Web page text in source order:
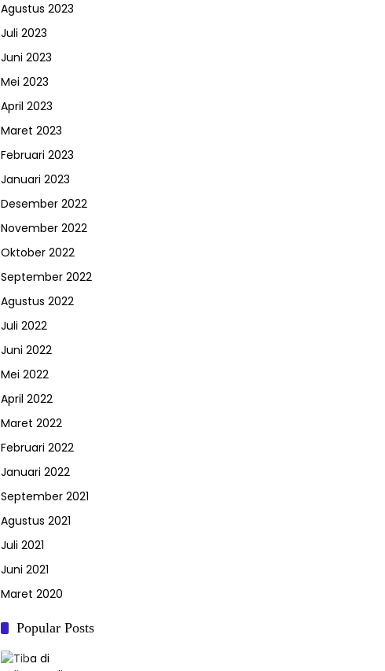
Agustus 2023
Juli 2023
Juni 2023
Mei 2023
April 2023
Maret 2023
Februari 2023
Januari 2023
Desember 2022
November 2022
Oktober 2022
September 2022
Agustus 2022
Juli 2022
Juni 2022
Mei 2022
April 2022
Maret 2022
Februari 2022
Januari 2022
September 2021
Agustus 2021
Juli 2021
Juni 2021
Maret 2020
Popular Posts